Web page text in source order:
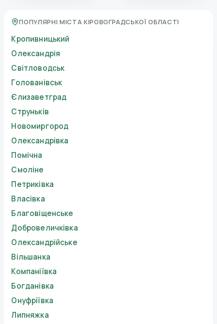
ПОПУЛЯРНІ МІСТА КІРОВОГРАДСЬКОЇ ОБЛАСТІ
Кропивницький
Олександрія
Світловодськ
Голованівськ
Єлизаветград
Струньків
Новомиргород
Олександрівка
Помічна
Смоліне
Петриківка
Власівка
Благовіщенське
Добровеличківка
Олександрійське
Вільшанка
Компаніївка
Богданівка
Онуфріївка
Липняжка